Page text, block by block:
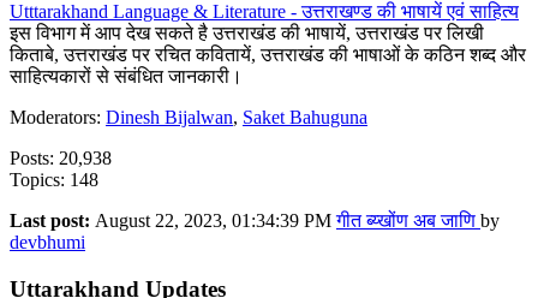
Utttarakhand Language & Literature - उत्तराखण्ड की भाषायें एवं साहित्य
इस विभाग में आप देख सकते है उत्तराखंड की भाषायें, उत्तराखंड पर लिखी
किताबे, उत्तराखंड पर रचित कवितायें, उत्तराखंड की भाषाओं के कठिन शब्द और
साहित्यकारों से संबंधित जानकारी।
Moderators: Dinesh Bijalwan, Saket Bahuguna
Posts: 20,938
Topics: 148
Last post: August 22, 2023, 01:34:39 PMगीत ब्य्खोंण अब जाणि by
devbhumi
Uttarakhand Updates